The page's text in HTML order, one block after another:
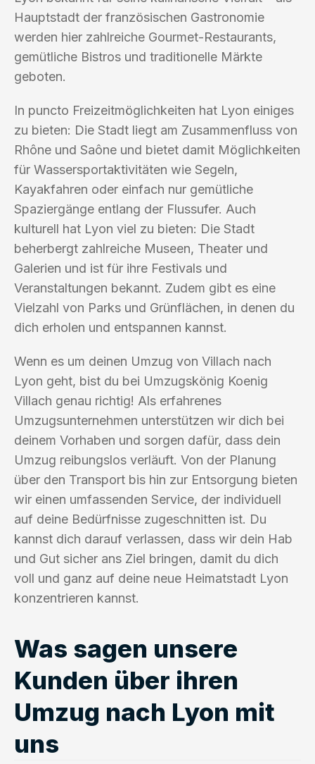
Hauptstadt der französischen Gastronomie
werden hier zahlreiche Gourmet-Restaurants,
gemütliche Bistros und traditionelle Märkte
geboten.
In puncto Freizeitmöglichkeiten hat Lyon einiges
zu bieten: Die Stadt liegt am Zusammenfluss von
Rhône und Saône und bietet damit Möglichkeiten
für Wassersportaktivitäten wie Segeln,
Kayakfahren oder einfach nur gemütliche
Spaziergänge entlang der Flussufer. Auch
kulturell hat Lyon viel zu bieten: Die Stadt
beherbergt zahlreiche Museen, Theater und
Galerien und ist für ihre Festivals und
Veranstaltungen bekannt. Zudem gibt es eine
Vielzahl von Parks und Grünflächen, in denen du
dich erholen und entspannen kannst.
Wenn es um deinen Umzug von Villach nach
Lyon geht, bist du bei Umzugskönig Koenig
Villach genau richtig! Als erfahrenes
Umzugsunternehmen unterstützen wir dich bei
deinem Vorhaben und sorgen dafür, dass dein
Umzug reibungslos verläuft. Von der Planung
über den Transport bis hin zur Entsorgung bieten
wir einen umfassenden Service, der individuell
auf deine Bedürfnisse zugeschnitten ist. Du
kannst dich darauf verlassen, dass wir dein Hab
und Gut sicher ans Ziel bringen, damit du dich
voll und ganz auf deine neue Heimatstadt Lyon
konzentrieren kannst.
Was sagen unsere
Kunden über ihren
Umzug nach Lyon mit
uns